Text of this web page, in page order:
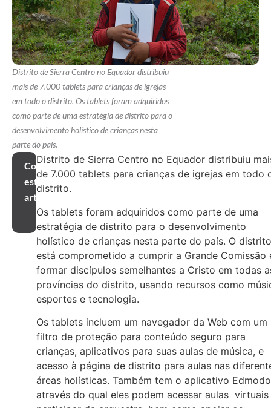
Distrito de Sierra Centro no Equador distribuiu
mais de 7.000 tablets para crianças de igrejas
em todo o distrito. Os tablets foram adquiridos
como parte de uma estratégia de distrito para o
desenvolvimento holístico de crianças nesta
parte do país.
Compartilhar
este
artigo
Distrito de Sierra Centro no Equador distribuiu
de 7.000 tablets para crianças de igrejas em todo
distrito.
Os tablets foram adquiridos como parte de uma
estratégia de distrito para o desenvolvimento
holístico de crianças nesta parte do país. O distrito
está comprometido a cumprir a Grande Comissão
formar discípulos semelhantes a Cristo em todas
províncias do distrito, usando recursos como
esportes e tecnologia.
Os tablets incluem um navegador da Web com um
filtro de proteção para conteúdo seguro para
crianças, aplicativos para suas aulas de música, e
acesso à página de distrito para aulas nas
áreas holísticas. Também tem o aplicativo Edmodo
através do qual eles podem acessar aulas virtuais